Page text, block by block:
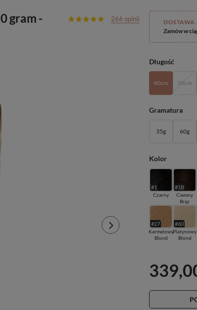
gram -
266 opinii
DOSTAWA
Zamów w
Długość
40cm 50cm
Gramatura
35g 60g
Kolor
#1
Czarny
#1B
Ciemny
Brąz
#27
Karmelowy
Blond
#60
Platynowy
Blond